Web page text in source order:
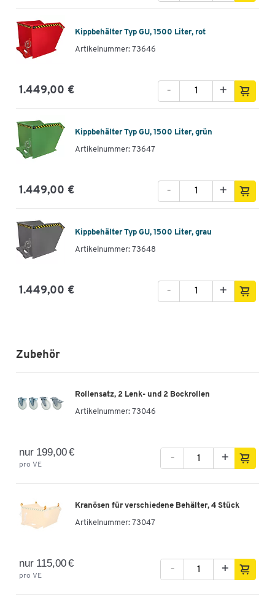
Kippbehälter Typ GU, 1500 Liter, rot
Artikelnummer: 73646
1.449,00 € +
-
Kippbehälter Typ GU, 1500 Liter, grün
Artikelnummer: 73647
1.449,00 € +
-
Kippbehälter Typ GU, 1500 Liter, grau
Artikelnummer: 73648
1.449,00 € +
-
Zubehör
Rollensatz, 2 Lenk- und 2 Bockrollen
Artikelnummer: 73046
nur 199,00 €
pro VE
- +
Kranösen für verschiedene Behälter, 4 Stück
Artikelnummer: 73047
nur 115,00 €
pro VE
- +